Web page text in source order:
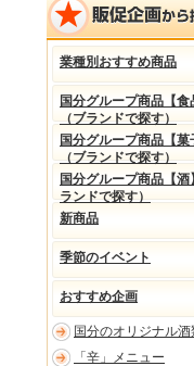
業種別おすすめ商品
国分グループ商品【食
（ブランドで探す）
国分グループ商品【菓
（ブランドで探す）
国分グループ商品【酒
ランドで探す）
新商品
季節のイベント
おすすめ企画
国分のオリジナル酒
「辛」メニュー